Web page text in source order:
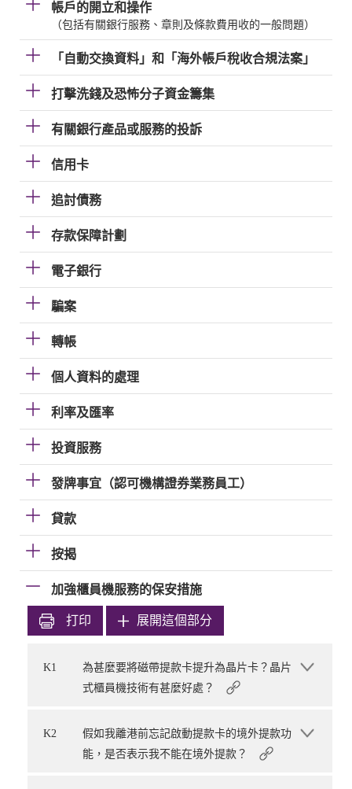
帳戶的開立和操作
（包括有關銀行服務、章則及條款費用收的一般問題）
「自動交換資料」和「海外帳戶稅收合規法案」
打擊洗錢及恐怖分子資金籌集
有關銀行產品或服務的投訴
信用卡
追討債務
存款保障計劃
電子銀行
騙案
轉帳
個人資料的處理
利率及匯率
投資服務
發牌事宜（認可機構證券業務員工）
貸款
按揭
加強櫃員機服務的保安措施
打印 展開這個部分
K1
為甚麼要將磁帶提款卡提升為晶片卡？晶片
式櫃員機技術有甚麼好處？
K2
假如我離港前忘記啟動提款卡的境外提款功
能，是否表示我不能在境外提款？